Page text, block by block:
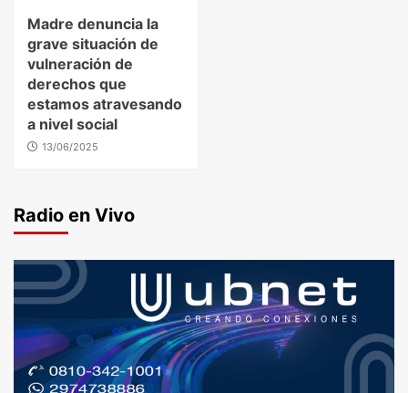
Madre denuncia la
grave situación de
vulneración de
derechos que
estamos atravesando
a nivel social
13/06/2025
Radio en Vivo